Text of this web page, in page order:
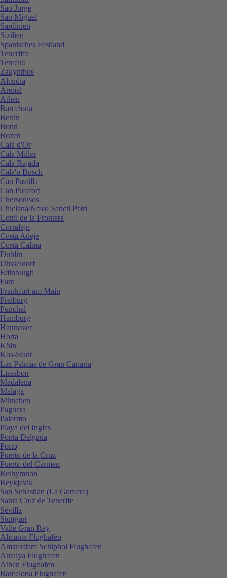
Sao Jorge
Sao Miguel
Sardinien
Sizilien
Spanisches Festland
Teneriffa
Terceira
Zakynthos
Alcudia
Arenal
Athen
Barcelona
Berlin
Bonn
Bozen
Cala d'Or
Cala Millor
Cala Rajada
Cala'n Bosch
Can Pastilla
Can Picafort
Chersonisos
Chiclana/Novo Sancti Petri
Conil de la Frontera
Corralejo
Costa Adeje
Costa Calma
Dublin
Düsseldorf
Edinburgh
Faro
Frankfurt am Main
Freiburg
Funchal
Hamburg
Hannover
Horta
Köln
Kos-Stadt
Las Palmas de Gran Canaria
Lissabon
Madalena
Malaga
München
Paguera
Palermo
Playa del Ingles
Ponta Delgada
Porto
Puerto de la Cruz
Puerto del Carmen
Rethymnon
Reykjavik
San Sebastian (La Gomera)
Santa Cruz de Tenerife
Sevilla
Stuttgart
Valle Gran Rey
Alicante Flughafen
Amsterdam Schiphol Flughafen
Antalya Flughafen
Athen Flughafen
Barcelona Flughafen